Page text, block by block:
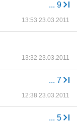
... 9
13:53 23.03.2011
13:32 23.03.2011
... 7
12:38 23.03.2011
... 5